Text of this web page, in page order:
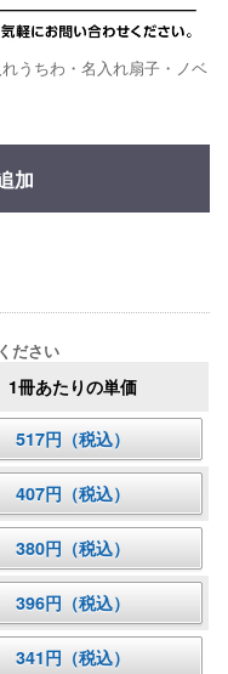
うちわ・名入れ扇子・ノベ
加
ださい
1冊あたりの単価
517円（税込）
407円（税込）
380円（税込）
396円（税込）
341円（税込）